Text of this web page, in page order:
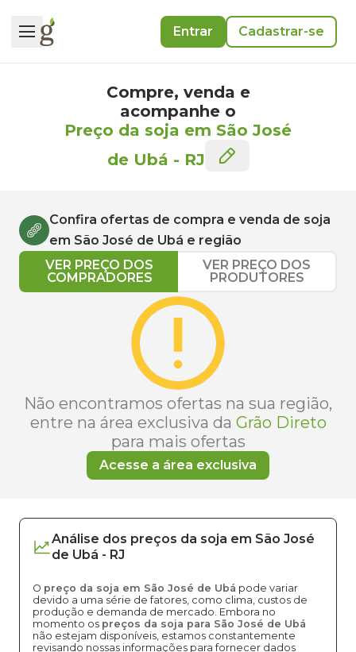
Entrar Cadastrar-se
Compre, venda e
acompanhe o
Preço da soja em São José
de Ubá - RJ
Confira ofertas de compra e venda de soja
em São José de Ubá e região
VER PREÇO DOS
COMPRADORES
VER PREÇO DOS
PRODUTORES
Não encontramos ofertas na sua região,
entre na área exclusiva da Grão Direto
para mais ofertas
Acesse a área exclusiva
Análise dos preços da soja em São José
de Ubá - RJ
O preço da soja em São José de Ubá pode variar
devido a uma série de fatores, como clima, custos de
produção e demanda de mercado. Embora no
momento os preços da soja para São José de Ubá
não estejam disponíveis, estamos constantemente
revisando nossas informações para fornecer dados